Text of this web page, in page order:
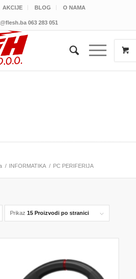
AKCIJE BLOG O NAMA
063 283 051
/ INFORMATIKA / PC PERIFERIJA
Prikaz 15 Proizvodi po stranici